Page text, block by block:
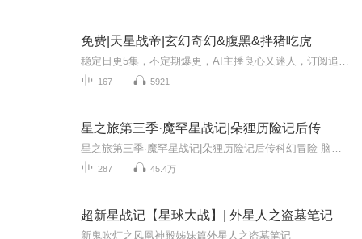
免费|天星战帝|玄幻奇幻&腹黑&拌猪吃虎
167 5921
星之旅第三季·魔罕星战记|朵狸历险记后传
287 45.4万
超新星战记【星球大战】| 外星人之盗墓笔记
新鬼吹灯之凤凰神殿姊妹篇外星人之盗墓笔记